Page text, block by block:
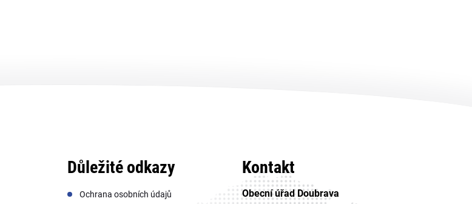
Důležité odkazy
Ochrana osobních údajů
Kontakt
Obecní úřad Doubrava